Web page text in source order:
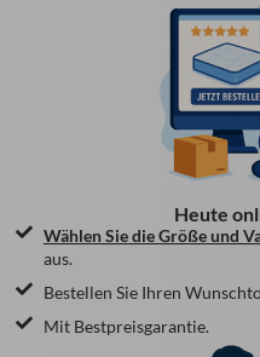
Heute
Wählen Sie die Größe und
aus.
Bestellen Sie Ihren
Mit Bestpreisgarantie.